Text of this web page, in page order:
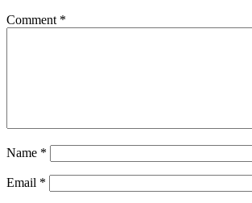
Comment *
Name *
Email *